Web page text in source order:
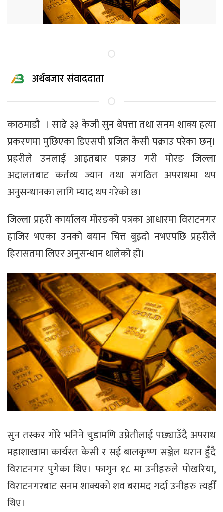
अर्थबजार संवाददाता
काठमाडाै । साढे ३३ केजी सुन बेपत्ता तथा सनम शाक्य हत्या
प्रकरणमा मुछिएका डिएसपी प्रजित केसी पक्राउ परेका छन्।
प्रहरीले उनलाई आइतबार पक्राउ गरी मोरङ जिल्ला
अदालतबाट कर्तव्य ज्यान तथा संगठित अपराधमा थप
अनुसन्धानका लागि म्याद थप गरेको छ।
जिल्ला प्रहरी कार्यालय मोरङको पत्रका आधारमा विराटनगर
हाजिर भएका उनको बयान चित्त बुझ्दो नभएपछि प्रहरीले
हिरासतमा लिएर अनुसन्धान थालेको हो।
सुन तस्कर गोरे भनिने चुडामणि उप्रेतीलाई पछ्याउँदै अपराध
महाशाखामा कार्यरत केसी र सई बालकृष्ण सञ्जेल धरान हुँदै
विराटनगर पुगेका थिए। फागुन १८ मा उनीहरुले पोखरिया,
विराटनगरबाट सनम शाक्यको शव बरामद गर्दा उनीहरु त्यहीँ
थिए।